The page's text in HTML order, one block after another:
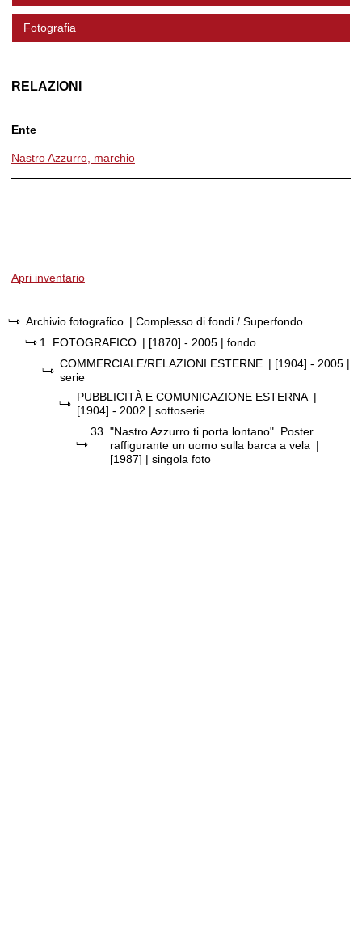
Fotografia
RELAZIONI
Ente
Nastro Azzurro, marchio
Apri inventario
Archivio fotografico | Complesso di fondi / Superfondo
1.
FOTOGRAFICO | [1870] - 2005 | fondo
COMMERCIALE/RELAZIONI ESTERNE | [1904] - 2005 |
serie
PUBBLICITÀ E COMUNICAZIONE ESTERNA |
[1904] - 2002 | sottoserie
33. "Nastro Azzurro ti porta lontano". Poster
raffigurante un uomo sulla barca a vela |
[1987] | singola foto